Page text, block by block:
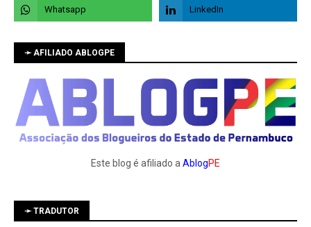
➛ AFILIADO ABLOGPE
Este blog é afiliado aAblogPE
➛ TRADUTOR